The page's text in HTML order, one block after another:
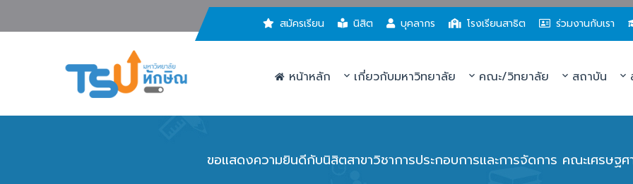
สมัครเรียน นิสิต บุคลากร โรงเรียนสาธิต ร่วมงานกับเรา
หน้าหลัก เกี่ยวกับมหาวิทยาลัย คณะ/วิทยาลัย สถาบัน
ขอแสดงความยินดีกับนิสิตสาขาวิชาการประกอบการและการจัดการ คณะเศรษฐศ